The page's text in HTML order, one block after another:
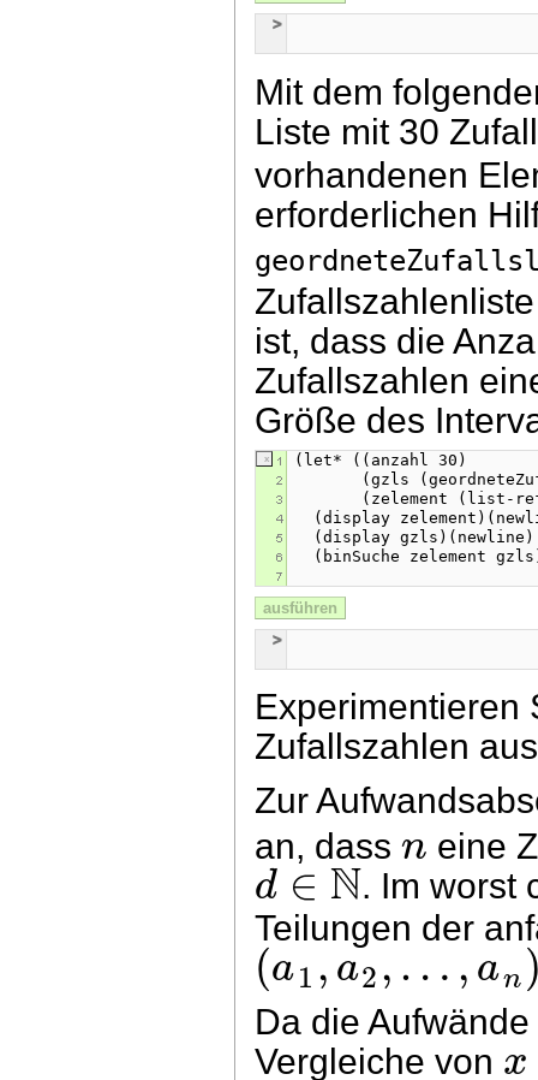
Mit dem
Liste mit 30
vorhandenen
erforderlichen
ist, dass die
Zufallszahlen
Größe des
ausführen
Experimentieren
Zufallszahlen
Zur
an, dassn eine
d ∈ N. Im worst
Teilungen der
(a1,a2,…,an
Da die
Vergleiche von x